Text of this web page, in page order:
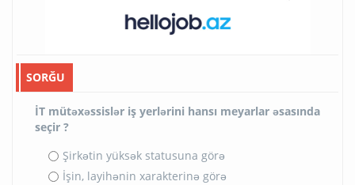
SORĞU
İT mütəxəssislər iş yerlərini hansı meyarlar əsasında
seçir ?
Şirkətin yüksək statusuna görə
İşin, layihənin xarakterinə görə